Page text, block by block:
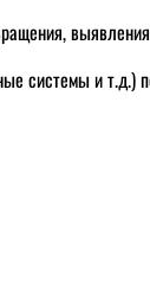
системы и